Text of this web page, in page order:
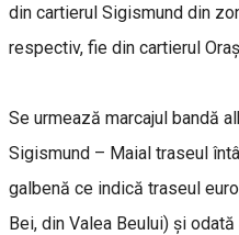
din cartierul Sigismund din
respectiv, fie din cartierul
Se urmează marcajul bandă
Sigismund – Maial traseul
galbenă ce indică traseul
Bei, din Valea Beului) și